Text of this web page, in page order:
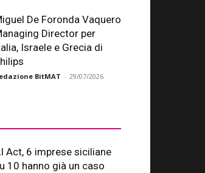
De Foronda Vaquero
Director per
Israele e Grecia di
BitMAT - 29/07/2026
Act, 6 imprese siciliane
10 hanno già un caso